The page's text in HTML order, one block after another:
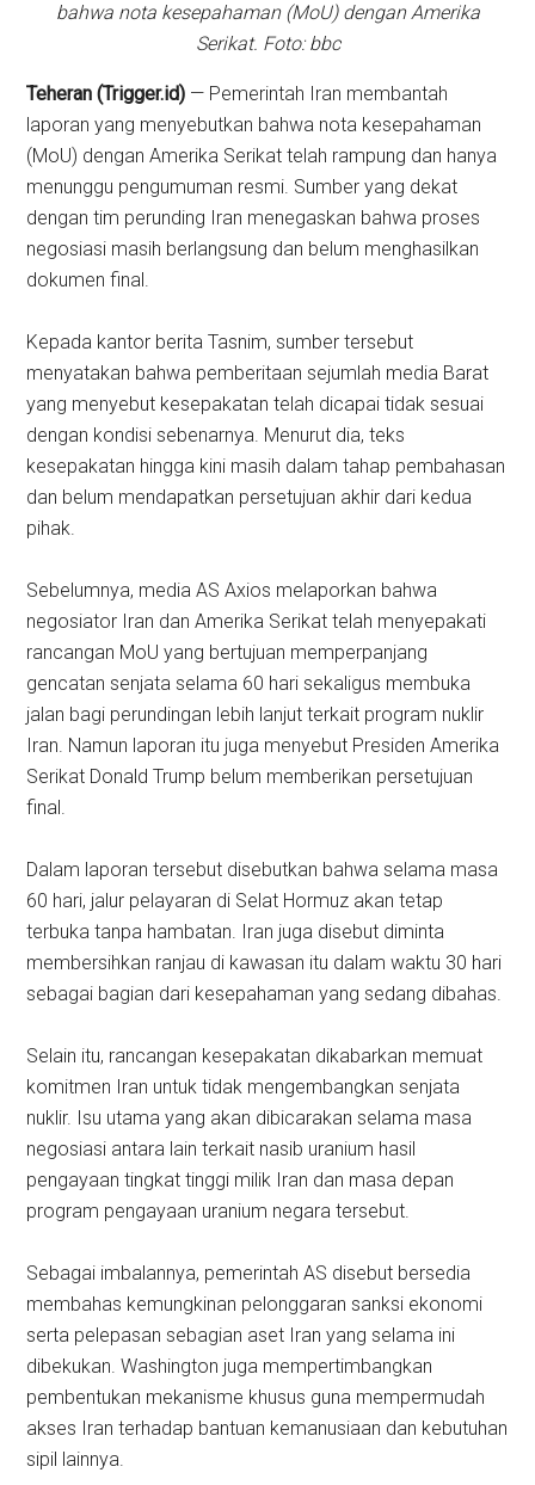
bahwa nota kesepahaman (MoU) dengan Amerika
Serikat. Foto: bbc
Teheran (Trigger.id) — Pemerintah Iran membantah
laporan yang menyebutkan bahwa nota kesepahaman
(MoU) dengan Amerika Serikat telah rampung dan hanya
menunggu pengumuman resmi. Sumber yang dekat
dengan tim perunding Iran menegaskan bahwa proses
negosiasi masih berlangsung dan belum menghasilkan
dokumen final.
Kepada kantor berita Tasnim, sumber tersebut
menyatakan bahwa pemberitaan sejumlah media Barat
yang menyebut kesepakatan telah dicapai tidak sesuai
dengan kondisi sebenarnya. Menurut dia, teks
kesepakatan hingga kini masih dalam tahap pembahasan
dan belum mendapatkan persetujuan akhir dari kedua
pihak.
Sebelumnya, media AS Axios melaporkan bahwa
negosiator Iran dan Amerika Serikat telah menyepakati
rancangan MoU yang bertujuan memperpanjang
gencatan senjata selama 60 hari sekaligus membuka
jalan bagi perundingan lebih lanjut terkait program nuklir
Iran. Namun laporan itu juga menyebut Presiden Amerika
Serikat Donald Trump belum memberikan persetujuan
final.
Dalam laporan tersebut disebutkan bahwa selama masa
60 hari, jalur pelayaran di Selat Hormuz akan tetap
terbuka tanpa hambatan. Iran juga disebut diminta
membersihkan ranjau di kawasan itu dalam waktu 30 hari
sebagai bagian dari kesepahaman yang sedang dibahas.
Selain itu, rancangan kesepakatan dikabarkan memuat
komitmen Iran untuk tidak mengembangkan senjata
nuklir. Isu utama yang akan dibicarakan selama masa
negosiasi antara lain terkait nasib uranium hasil
pengayaan tingkat tinggi milik Iran dan masa depan
program pengayaan uranium negara tersebut.
Sebagai imbalannya, pemerintah AS disebut bersedia
membahas kemungkinan pelonggaran sanksi ekonomi
serta pelepasan sebagian aset Iran yang selama ini
dibekukan. Washington juga mempertimbangkan
pembentukan mekanisme khusus guna mempermudah
akses Iran terhadap bantuan kemanusiaan dan kebutuhan
sipil lainnya.